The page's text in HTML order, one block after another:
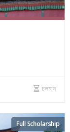
চলমান
Full Scholarship